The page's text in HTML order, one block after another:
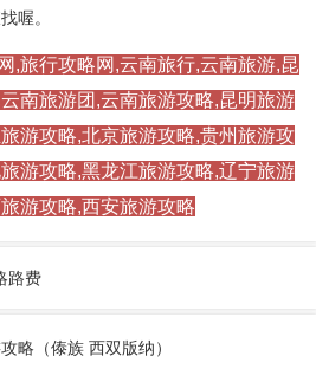
喔。
,旅行攻略网,云南旅行,云南旅游,昆
南旅游团,云南旅游攻略,昆明旅游
游攻略,北京旅游攻略,贵州旅游攻
游攻略,黑龙江旅游攻略,辽宁旅游
游攻略,西安旅游攻略
路费
略（傣族 西双版纳）